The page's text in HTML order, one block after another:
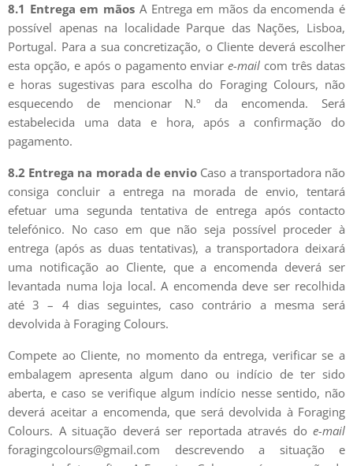
8.1 Entrega em mãos A Entrega em mãos da encomenda é
possível apenas na localidade Parque das Nações, Lisboa,
Portugal. Para a sua concretização, o Cliente deverá escolher
esta opção, e após o pagamento enviare-mail com três datas
e horas sugestivas para escolha do Foraging Colours, não
esquecendo de mencionar N.º da encomenda. Será
estabelecida uma data e hora, após a confirmação do
pagamento.
8.2 Entrega na morada de envio Caso a transportadora não
consiga concluir a entrega na morada de envio, tentará
efetuar uma segunda tentativa de entrega após contacto
telefónico. No caso em que não seja possível proceder à
entrega (após as duas tentativas), a transportadora deixará
uma notificação ao Cliente, que a encomenda deverá ser
levantada numa loja local. A encomenda deve ser recolhida
até 3 – 4 dias seguintes, caso contrário a mesma será
devolvida à Foraging Colours.
Compete ao Cliente, no momento da entrega, verificar se a
embalagem apresenta algum dano ou indício de ter sido
aberta, e caso se verifique algum indício nesse sentido, não
deverá aceitar a encomenda, que será devolvida à Foraging
Colours. A situação deverá ser reportada através do e-mail
foragingcolours@gmail.com descrevendo a situação e